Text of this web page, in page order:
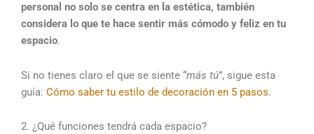
personal no solo se centra en la estética, también
considera lo que te hace sentir más cómodo y feliz en tu
espacio.
Si no tienes claro el que se siente “más tú”, sigue esta
guía: Cómo saber tu estilo de decoración en 5 pasos.
2. ¿Qué funciones tendrá cada espacio?